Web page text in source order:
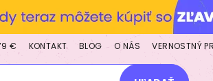
€ KONTAKT BLOG O NÁS VERNOSTNÝ